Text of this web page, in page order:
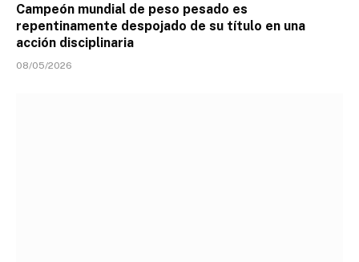
Campeón mundial de peso pesado es
repentinamente despojado de su título en una
acción disciplinaria
08/05/2026